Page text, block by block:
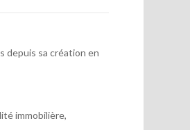
depuis sa création en
immobilière,